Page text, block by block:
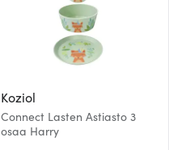
Koziol
Connect Lasten Astiasto 3
osaa Harry